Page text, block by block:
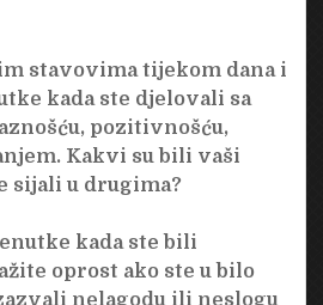
stavovima tijekom dana i
kada ste djelovali sa
pozitivnošću,
Kakvi su bili vaši
sijali u drugima?
kada ste bili
oprost ako ste u bilo
nelagodu ili neslogu